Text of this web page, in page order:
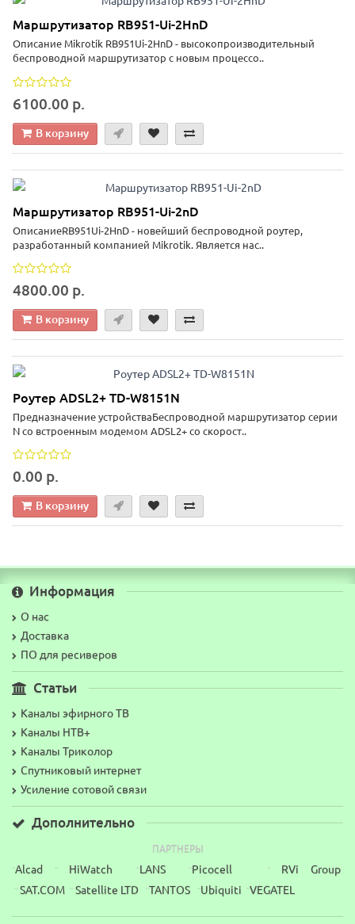
Маршрутизатор RB951-Ui-2HnD
Описание Mikrotik RB951Ui-2HnD - высокопроизводительный
беспроводной маршрутизатор с новым процессо..
6100.00 р.
В корзину
Маршрутизатор RB951-Ui-2nD
ОписаниеRB951Ui-2HnD - новейший беспроводной роутер,
разработанный компанией Mikrotik. Является нас..
4800.00 р.
В корзину
Роутер ADSL2+ TD-W8151N
Предназначение устройстваБеспроводной маршрутизатор серии
N со встроенным модемом ADSL2+ со скорост..
0.00 р.
В корзину
Информация
О нас
Доставка
ПО для ресиверов
Статьи
Каналы эфирного ТВ
Каналы НТВ+
Каналы Триколор
Спутниковый интернет
Усиление сотовой связи
Дополнительно
ПАРТНЕРЫ
¨Alcad ¨ HiWatch ¨LANS ¨Picocell ¨ RVi Group
¨ SAT.COM ¨ Satellite LTD ¨TANTOS ¨Ubiquiti ¨VEGATEL